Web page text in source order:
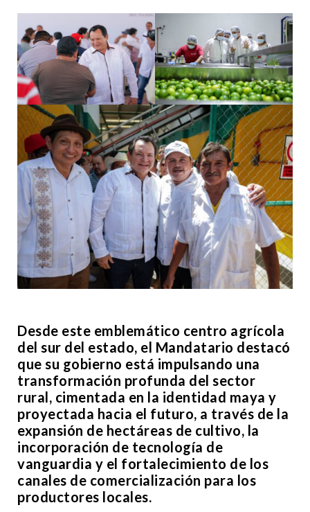
Desde este emblemático centro agrícola
del sur del estado, el Mandatario destacó
que su gobierno está impulsando una
transformación profunda del sector
rural, cimentada en la identidad maya y
proyectada hacia el futuro, a través de la
expansión de hectáreas de cultivo, la
incorporación de tecnología de
vanguardia y el fortalecimiento de los
canales de comercialización para los
productores locales.